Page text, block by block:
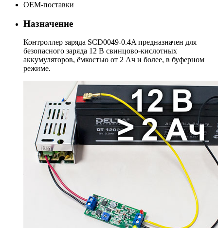
ОЕМ-поставки
Назначение
Контроллер заряда SCD0049-0.4A предназначен для
безопасного заряда 12 В свинцово-кислотных
аккумуляторов, ёмкостью от 2 Aч и более, в буферном
режиме.